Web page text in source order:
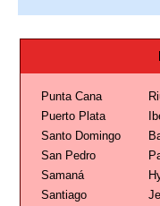
Punta Cana
Puerto Plata
Santo Domingo
San Pedro
Samaná
Santiago